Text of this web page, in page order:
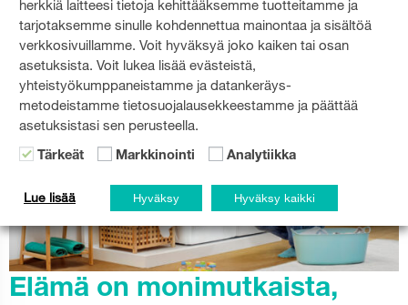
energiatehokkuuden osalta. Valitset ympäristöystävällisiä
ominaisuuksia, jotka ovat auttavat sinua ja lompakkkoasi.
Elämä on monimutkaista,
herkkiä laitteesi tietoja kehittääksemme tuotteitamme ja
tarjotaksemme sinulle kohdennettua mainontaa ja sisältöä
verkkosivuillamme. Voit hyväksyä joko kaiken tai osan
asetuksista. Voit lukea lisää evästeistä,
yhteistyökumppaneistamme ja datankeräys-
metodeistamme tietosuojalausekkeestamme ja päättää
asetuksistasi sen perusteella.
Tärkeät Markkinointi Analytiikka
Lue lisää Hyväksy Hyväksy kaikki